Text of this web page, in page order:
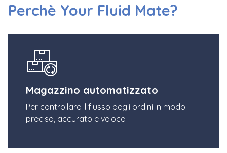
Perchè Your Fluid Mate?
Magazzino automatizzato
Per controllare il flusso degli ordini in modo
preciso, accurato e veloce